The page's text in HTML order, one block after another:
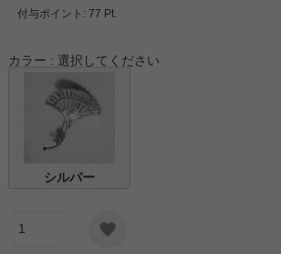
付与ポイント: 77 Pt.
カラー 選択してください
シルバー